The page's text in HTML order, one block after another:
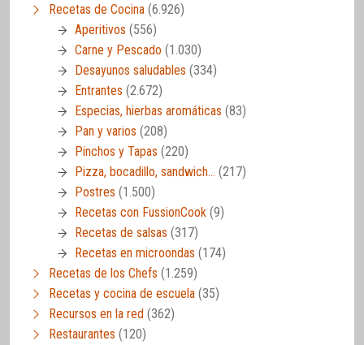
Recetas de Cocina (6.926)
Aperitivos (556)
Carne y Pescado (1.030)
Desayunos saludables (334)
Entrantes (2.672)
Especias, hierbas aromáticas (83)
Pan y varios (208)
Pinchos y Tapas (220)
Pizza, bocadillo, sandwich… (217)
Postres (1.500)
Recetas con FussionCook (9)
Recetas de salsas (317)
Recetas en microondas (174)
Recetas de los Chefs (1.259)
Recetas y cocina de escuela (35)
Recursos en la red (362)
Restaurantes (120)